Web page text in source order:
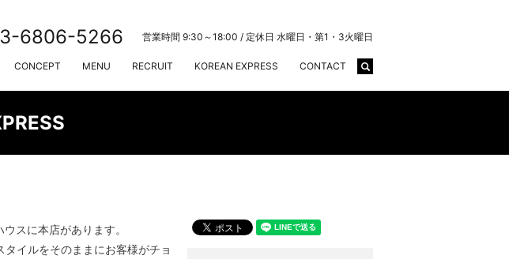
CONCEPT MENU RECRUIT KOREAN EXPRESS CONTACT search
6806-5266 営業時間 9:30～18:00 / 定休日 水曜日・第1・3火曜日
スに本店があります。
イルをそのままにお客様がチョ